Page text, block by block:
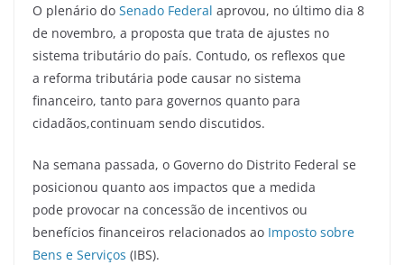
O plenário do Senado Federal aprovou, no último dia 8
de novembro, a proposta que trata de ajustes no
sistema tributário do país. Contudo, os reflexos que
a reforma tributária pode causar no sistema
financeiro, tanto para governos quanto para
cidadãos,continuam sendo discutidos.
Na semana passada, o Governo do Distrito Federal se
posicionou quanto aos impactos que a medida
pode provocar na concessão de incentivos ou
benefícios financeiros relacionados ao Imposto sobre
Bens e Serviços (IBS).